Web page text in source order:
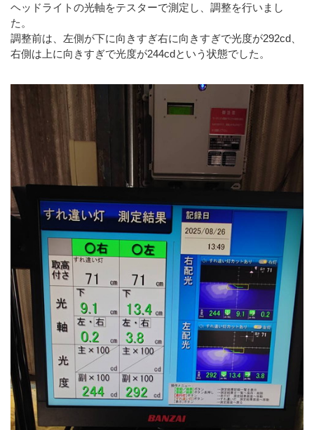
ヘッドライトの光軸をテスターで測定し、調整を行いまし
た。
調整前は、左側が下に向きすぎ右に向きすぎで光度が292cd、
右側は上に向きすぎで光度が244cdという状態でした。